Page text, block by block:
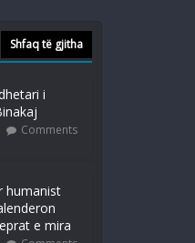
Shfaq të gjitha
i
Comments
humanist
e mira